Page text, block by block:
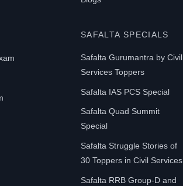
SAFALTA SPECIALS
Safalta Gurumantra by Civil
Services Toppers
Safalta IAS PCS Special
Safalta Quad Summit
Special
Safalta Struggle Stories of
30 Toppers in Civil Services
Safalta RRB Group-D and